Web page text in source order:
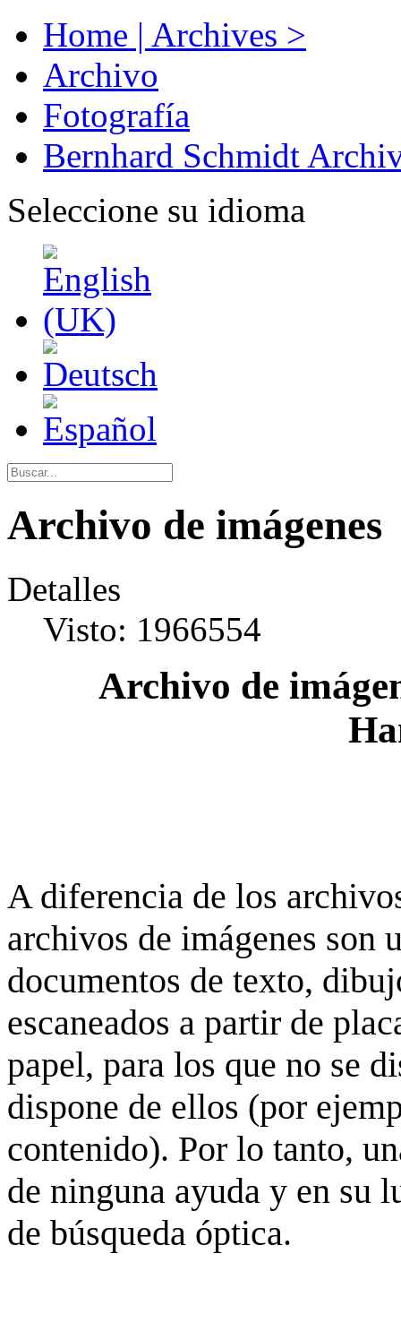
Home | Archives >
Archivo
Fotografía
Bernhard Schmidt
Seleccione su idioma
Archivo de imágenes
Detalles
Visto: 1966554
Archivo de
A diferencia de los
archivos de imágenes son
documentos de texto,
escaneados a partir de
papel, para los que no se
dispone de ellos (por
contenido). Por lo tanto,
de ninguna ayuda y en su
de búsqueda óptica.